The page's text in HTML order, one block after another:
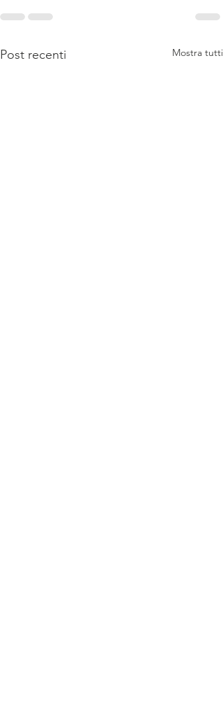
Post recenti Mostra tutti